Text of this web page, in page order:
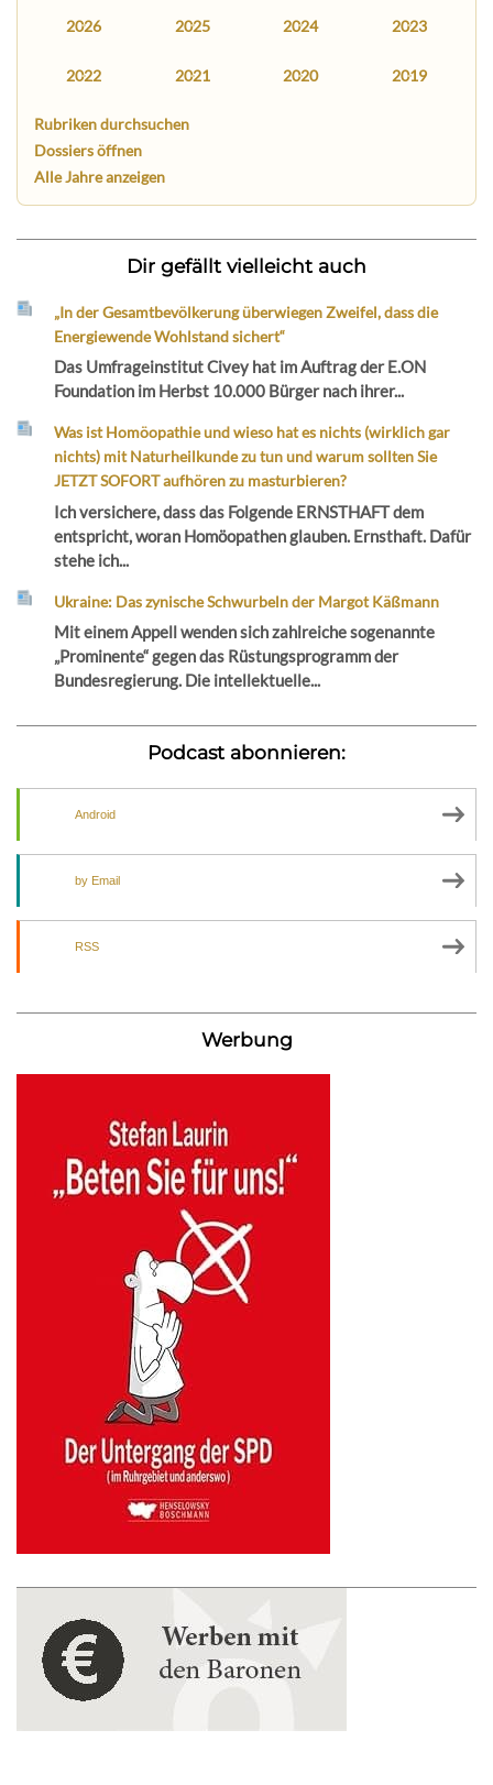
2026 2025 2024 2023
2022 2021 2020 2019
Rubriken durchsuchen
Dossiers öffnen
Alle Jahre anzeigen
Dir gefällt vielleicht auch
„In der Gesamtbevölkerung überwiegen Zweifel, dass die
Energiewende Wohlstand sichert“
Das Umfrageinstitut Civey hat im Auftrag der E.ON
Foundation im Herbst 10.000 Bürger nach ihrer...
Was ist Homöopathie und wieso hat es nichts (wirklich gar
nichts) mit Naturheilkunde zu tun und warum sollten Sie
JETZT SOFORT aufhören zu masturbieren?
Ich versichere, dass das Folgende ERNSTHAFT dem
entspricht, woran Homöopathen glauben. Ernsthaft. Dafür
stehe ich...
Ukraine: Das zynische Schwurbeln der Margot Käßmann
Mit einem Appell wenden sich zahlreiche sogenannte
„Prominente“ gegen das Rüstungsprogramm der
Bundesregierung. Die intellektuelle...
Podcast abonnieren:
Android
by Email
RSS
Werbung